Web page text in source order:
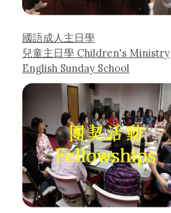
國語成人主日學
兒童主日學 Children's Ministry
English Sunday School